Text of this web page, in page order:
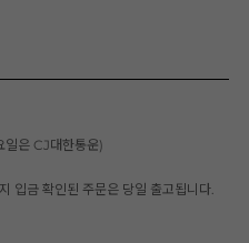
일은 CJ대한통운)
입금 확인된 주문은 당일 출고됩니다.